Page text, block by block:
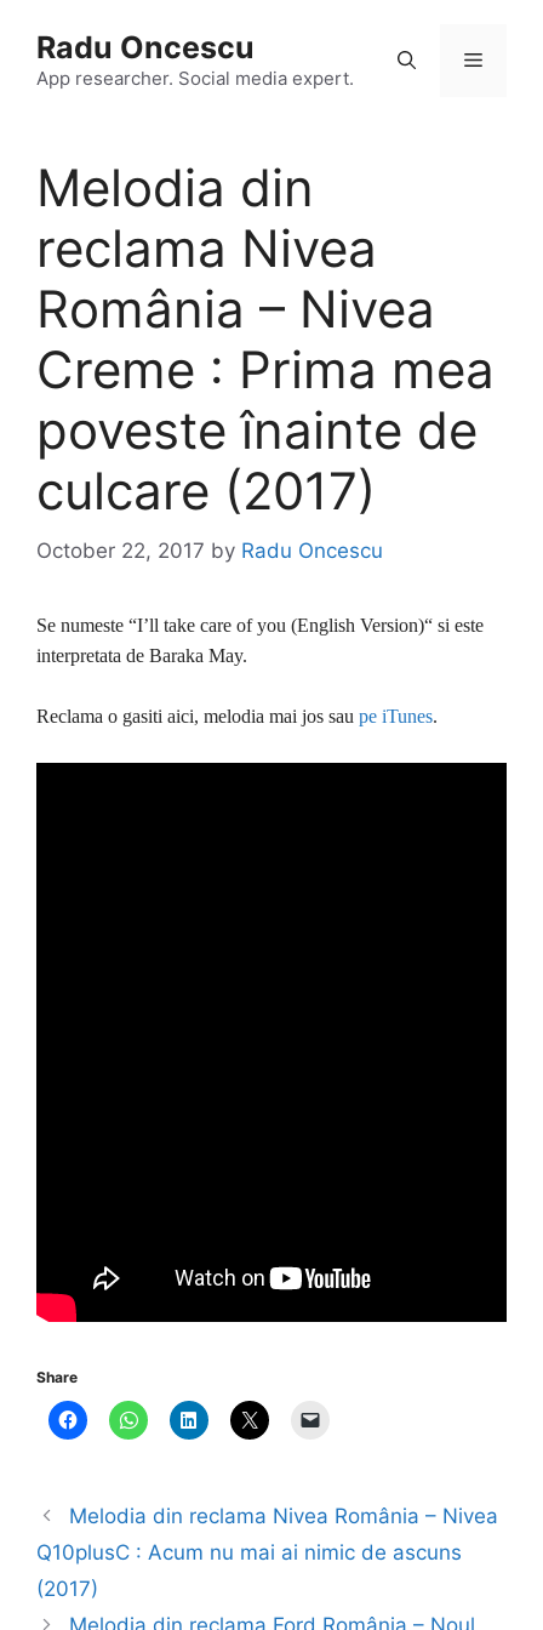
content
Radu Oncescu
App researcher. Social media expert.
Menu
Melodia din
reclama Nivea
România – Nivea
Creme : Prima mea
poveste înainte de
culcare (2017)
October 22, 2017 by Radu Oncescu
Se numeste “I’ll take care of you (English Version)“ si este
interpretata de Baraka May.
Reclama o gasiti aici, melodia mai jos sau pe iTunes.
Share
Melodia din reclama Nivea România – Nivea
Q10plusC : Acum nu mai ai nimic de ascuns
(2017)
Melodia din reclama Ford România – Noul